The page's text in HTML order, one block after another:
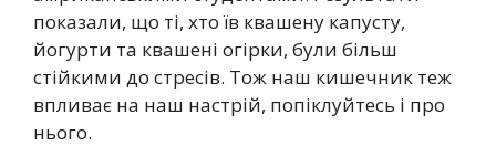
показали, що ті, хто їв квашену капусту,
йогурти та квашені огірки, були більш
стійкими до стресів. Тож наш кишечник теж
впливає на наш настрій, попіклуйтесь і про
нього.